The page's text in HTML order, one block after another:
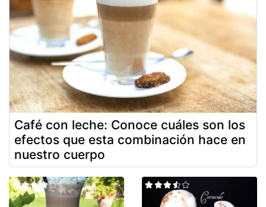
Café con leche: Conoce cuáles son los
efectos que esta combinación hace en
nuestro cuerpo